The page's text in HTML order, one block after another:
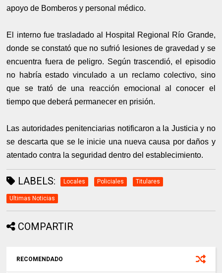
apoyo de Bomberos y personal médico.
El interno fue trasladado al Hospital Regional Río Grande,
donde se constató que no sufrió lesiones de gravedad y se
encuentra fuera de peligro. Según trascendió, el episodio
no habría estado vinculado a un reclamo colectivo, sino
que se trató de una reacción emocional al conocer el
tiempo que deberá permanecer en prisión.
Las autoridades penitenciarias notificaron a la Justicia y no
se descarta que se le inicie una nueva causa por daños y
atentado contra la seguridad dentro del establecimiento.
LABELS: Locales Policiales Titulares
Ultimas Noticias
COMPARTIR
RECOMENDADO